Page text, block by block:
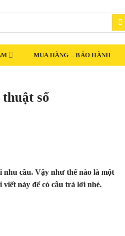
MUA HÀNG – BẢO HÀNH
số
nhu cầu. Vậy như thế nào là một
này để có câu trả lời nhé.